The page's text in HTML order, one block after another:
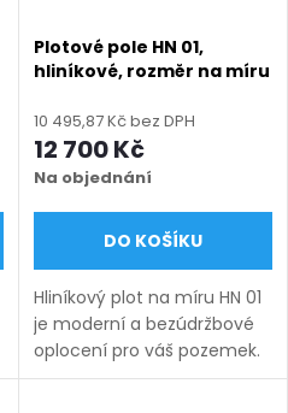
Plotové pole HN 01,
hliníkové, rozměr na míru
výška 750 - 2000 mm),
hnědá RAL 8019 matná
10 495,87 Kč bez DPH
12 700 Kč
Na objednání
DO KOŠÍKU
Hliníkový plot na míru HN 01
je moderní a bezúdržbové
oplocení pro váš pozemek.
Vyrábíme ho v rozsahu